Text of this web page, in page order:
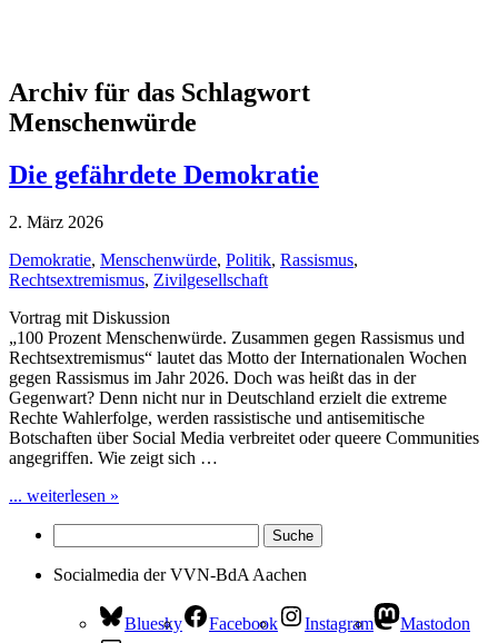
Archiv für das Schlagwort
Menschenwürde
Die gefährdete Demokratie
2. März 2026
Demokratie, Menschenwürde, Politik, Rassismus,
Rechtsextremismus, Zivilgesellschaft
Vortrag mit Diskussion
„100 Prozent Menschenwürde. Zusammen gegen Rassismus und
Rechtsextremismus“ lautet das Motto der Internationalen Wochen
gegen Rassismus im Jahr 2026. Doch was heißt das in der
Gegenwart? Denn nicht nur in Deutschland erzielt die extreme
Rechte Wahlerfolge, werden rassistische und antisemitische
Botschaften über Social Media verbreitet oder queere Communities
angegriffen. Wie zeigt sich …
... weiterlesen »
Socialmedia der VVN-BdA Aachen
Bluesky Facebook Instagram
Mastodon